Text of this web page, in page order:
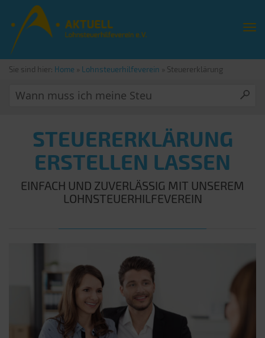
Sie sind hier: Home » Lohnsteuerhilfeverein » Steuererklärung
STEUERERKLÄRUNG
ERSTELLEN LASSEN
EINFACH UND ZUVERLÄSSIG MIT UNSEREM
LOHNSTEUERHILFEVEREIN